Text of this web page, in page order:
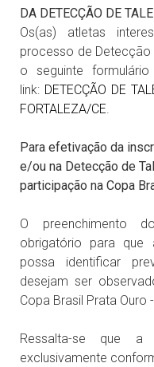
DA DETECÇÃO DE
Os(as) atletas
processo de Detecção
o seguinte
link: DETECÇÃO DE
FORTALEZA/CE.
Para efetivação da
e/ou na Detecção de
participação na Copa
O preenchimento
obrigatório para que
possa identificar
desejam ser
Copa Brasil Prata Ouro
Ressalta-se que a
exclusivamente